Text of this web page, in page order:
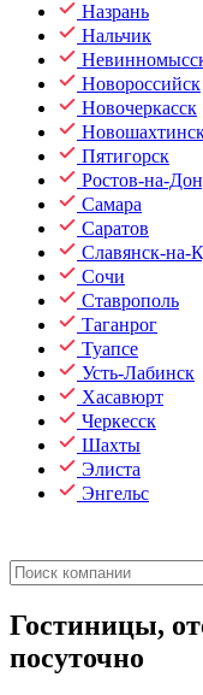
Назрань
Нальчик
Новороссийск
Новочеркасск
Пятигорск
Ростов-на-
Самара
Саратов
Славянск-на-
Сочи
Ставрополь
Таганрог
Туапсе
Усть-Лабинск
Хасавюрт
Черкесск
Шахты
Элиста
Энгельс
Гостиницы,
посуточно